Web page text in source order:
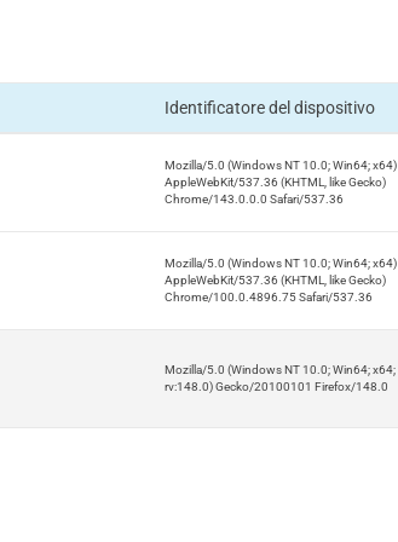
Identificatore del dispositivo
Mozilla/5.0 (Windows NT 10.0; Win64; x64)
AppleWebKit/537.36 (KHTML, like Gecko)
Chrome/143.0.0.0 Safari/537.36
Mozilla/5.0 (Windows NT 10.0; Win64; x64)
AppleWebKit/537.36 (KHTML, like Gecko)
Chrome/100.0.4896.75 Safari/537.36
Mozilla/5.0 (Windows NT 10.0; Win64; x64;
rv:148.0) Gecko/20100101 Firefox/148.0